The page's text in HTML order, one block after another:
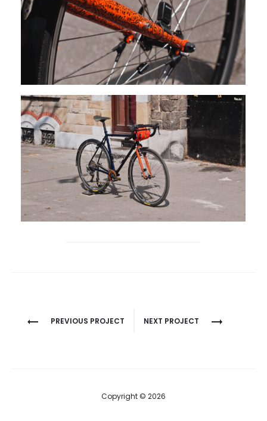
ProjectPREVIOUS PROJECT NEXT PROJECT
Copyright © 2026